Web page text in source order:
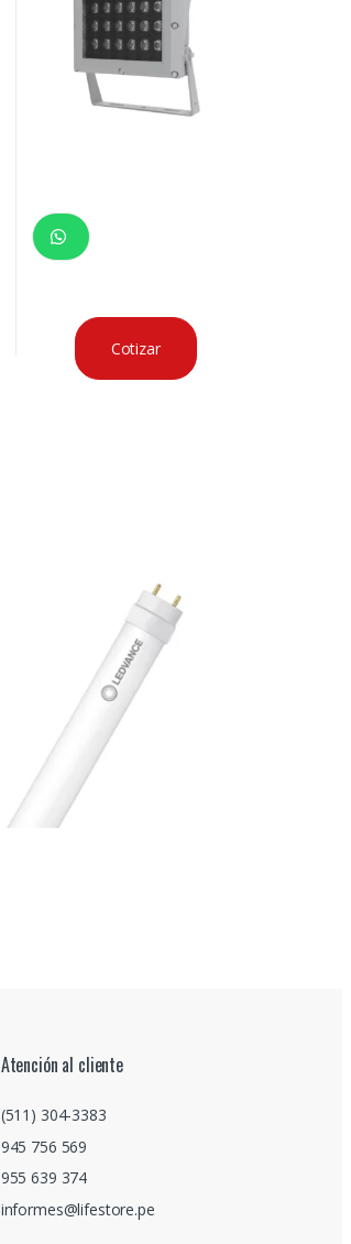
Cotizar
Atención al cliente
(511) 304-3383
945 756 569
955 639 374
informes@lifestore.pe